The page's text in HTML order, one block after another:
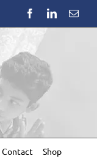
FacebookLinkedIn
Contact Shop